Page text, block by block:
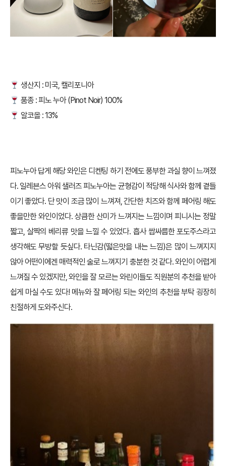
생산지 : 미국, 캘리포니아
품종 : 피노 누아 (Pinot Noir) 100%
알코올 : 13%
피노누아 답게 해당 와인은 디켄팅 하기 전에도 풍부한 과실 향이 느껴졌
다. 일레븐스 아워 샐러즈 피노누아는 균형감이 적당해 식사와 함께 곁들
이기 좋았다. 단 맛이 조금 많이 느껴져, 간단한 치즈와 함께 페어링 해도
좋을만한 와인이었다. 상큼한 산미가 느껴지는 느낌이며 피니시는 정말
짧고, 살짝의 베리류 맛을 느낄 수 있었다. 흡사 쌉싸름한 포도주스라고
생각해도 무방할 듯싶다. 타닌감(떫은맛을 내는 느낌)은 많이 느껴지지
않아 어떤이에겐 매력적인 술로 느껴지기 충분한 것 같다. 와인이 어렵게
느껴질 수 있겠지만, 와인을 잘 모르는 와린이들도 직원분의 추천을 받아
쉽게 마실 수도 있다! 메뉴와 잘 페어링 되는 와인의 추천을 부탁 굉장히
친절하게 도와주신다.